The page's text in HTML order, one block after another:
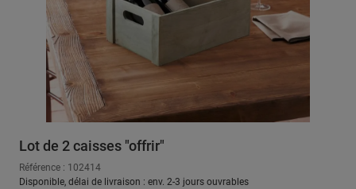
Lot de 2 caisses "offrir"
Référence : 102414
Disponible, délai de livraison : env. 2-3 jours ouvrables